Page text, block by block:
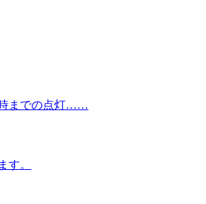
時までの点灯……
す。